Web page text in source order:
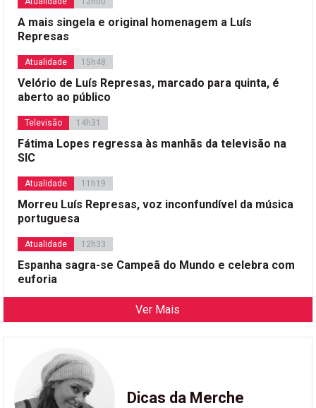
A mais singela e original homenagem a Luís
Represas
Atualidade 15h48
Velório de Luís Represas, marcado para quinta, é
aberto ao público
Televisão 14h31
Fátima Lopes regressa às manhãs da televisão na
SIC
Atualidade 11h19
Morreu Luís Represas, voz inconfundível da música
portuguesa
Atualidade 12h33
Espanha sagra-se Campeã do Mundo e celebra com
euforia
Ver Mais
Dicas da Merche